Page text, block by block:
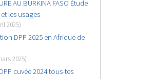
AU BURKINA FASO Étude
les usages
2025)
DPP 2025 en Afrique de
2025)
cuvée 2024 tous-tes